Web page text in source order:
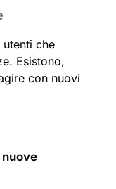
utenti che
Esistono,
con nuovi